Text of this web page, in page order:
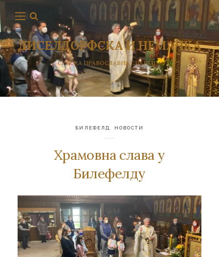
ДИСЕЛДОРФСКА И НЕМАЧКА
СРПСКА ПРАВОСЛАВНА ЕПАРХИЈА
БИЛЕФЕЛД НОВОСТИ
Храмовна слава у
Билефелду